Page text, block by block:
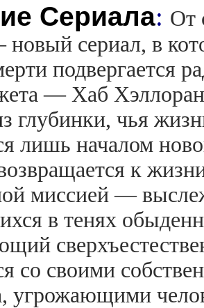
Сериала: От
сериал, в
подвергается
— Хаб
глубинки, чья
лишь началом
к
миссией —
в тенях
со своими
угрожающими